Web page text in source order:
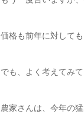
価格も前年に対して
でも、よく考えてみて
農家さんは、今年の